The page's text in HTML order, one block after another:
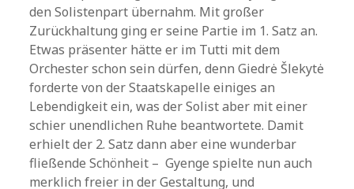
den Solistenpart übernahm. Mit großer
Zurückhaltung ging er seine Partie im 1. Satz an.
Etwas präsenter hätte er im Tutti mit dem
Orchester schon sein dürfen, denn Giedrė Šlekytė
forderte von der Staatskapelle einiges an
Lebendigkeit ein, was der Solist aber mit einer
schier unendlichen Ruhe beantwortete. Damit
erhielt der 2. Satz dann aber eine wunderbar
fließende Schönheit – Gyenge spielte nun auch
merklich freier in der Gestaltung, und